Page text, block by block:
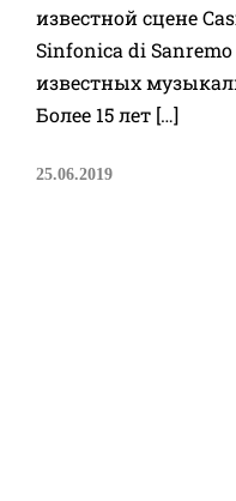
известной сцене
Sinfonica di
известных
Более 15 лет […]
25.06.2019